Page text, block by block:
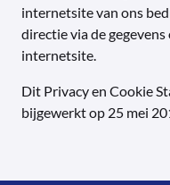
internetsite van ons
directie via de
internetsite.
Dit Privacy en Cookie
bijgewerkt op 25 mei